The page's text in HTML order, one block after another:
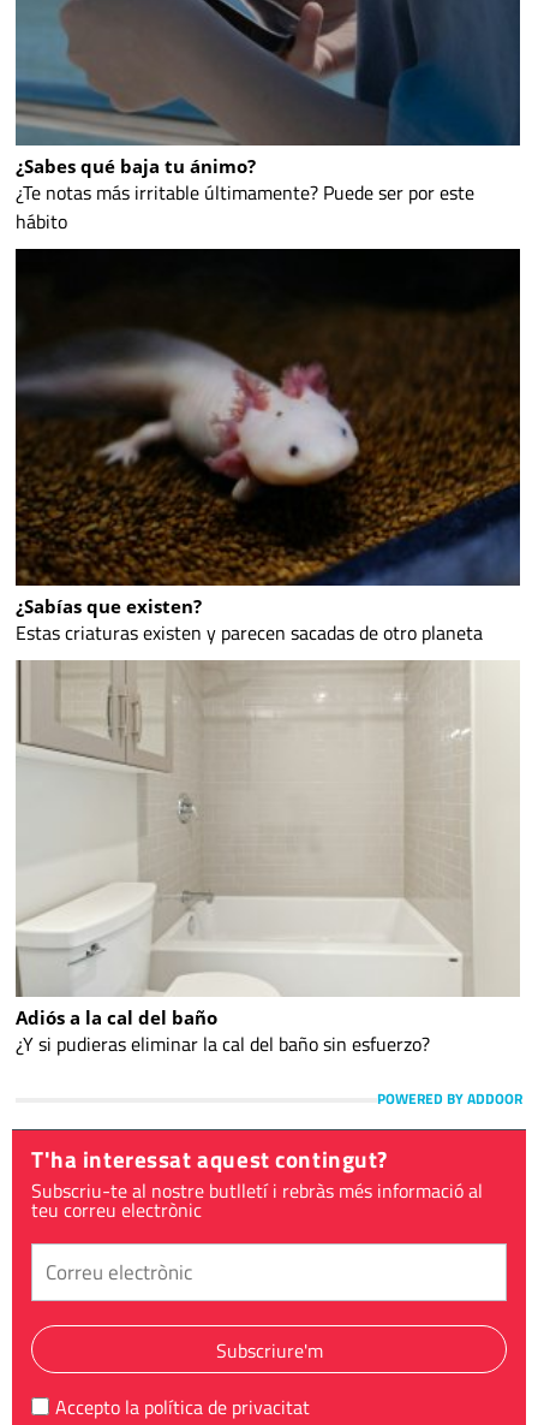
¿Sabes qué baja tu ánimo?
¿Te notas más irritable últimamente? Puede ser por este
hábito
¿Sabías que existen?
Estas criaturas existen y parecen sacadas de otro planeta
Adiós a la cal del baño
¿Y si pudieras eliminar la cal del baño sin esfuerzo?
POWERED BY ADDOOR
T'ha interessat aquest contingut?
Subscriu-te al nostre butlletí i rebràs més informació al
teu correu electrònic
Subscriure'm
Accepto la política de privacitat